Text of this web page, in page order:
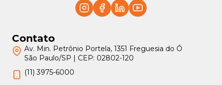
Contato
Av. Min. Petrônio Portela, 1351 Freguesia do Ó
São Paulo/SP | CEP: 02802-120
(11) 3975-6000